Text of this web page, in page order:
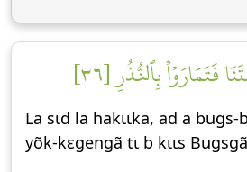
بِٱلنُّذُرِ [٣٦]
La sɩd la hakɩɩka, ad a
yõk-kεgengã tɩ b kɩɩs